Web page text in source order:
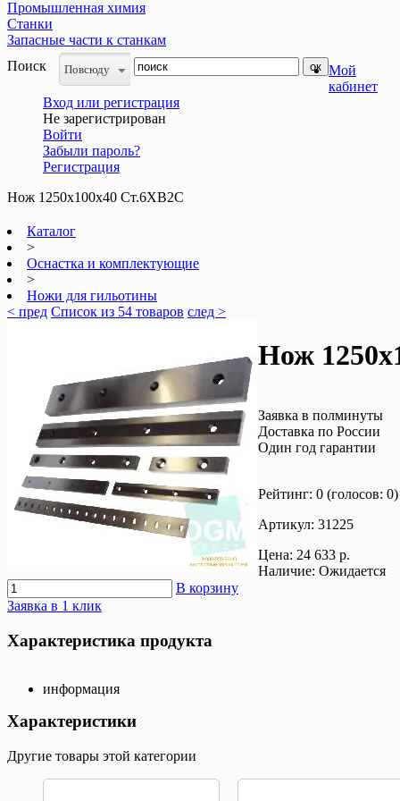
Промышленная химия
Станки
Запасные части к станкам
Поиск
Повсюду
Мой
кабинет
Вход или регистрация
Не зарегистрирован
Войти
Забыли пароль?
Регистрация
Нож 1250х100х40 Ст.6ХВ2С
Каталог
>
Оснастка и комплектующие
>
Ножи для гильотины
< пред Список из 54 товаров след >
Нож
Заявка в полминуты
Доставка по России
Один год гарантии
Рейтинг: 0 (голосов: 0)
Артикул: 31225
Цена: 24 633 р.
Наличие: Ожидается
В корзину
Заявка в 1 клик
Характеристика продукта
информация
Характеристики
Другие товары этой категории